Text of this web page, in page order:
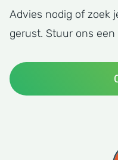
Advies nodig of zoek
gerust. Stuur ons een